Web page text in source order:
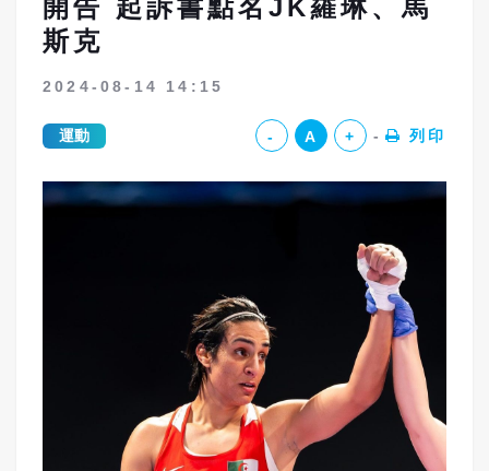
開告 起訴書點名JK羅琳、馬
斯克
2024-08-14 14:15
運動 - A + 列印